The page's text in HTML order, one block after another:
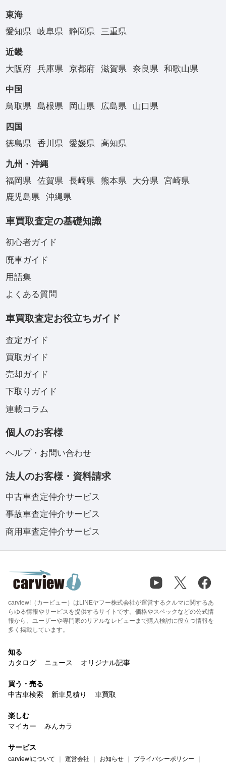
東海
愛知県
岐阜県 静岡県 三重県
近畿
大阪府
兵庫県 京都府 滋賀県 奈良県 和歌山県
中国
鳥取県
島根県 岡山県 広島県 山口県
四国
徳島県
香川県 愛媛県 高知県
九州・沖縄
福岡県
佐賀県 長崎県 熊本県 大分県
宮崎県
鹿児島県
沖縄県
車買取査定の基礎知識
初心者ガイド
廃車ガイド
用語集
よくある質問
車買取査定お役立ちガイド
査定ガイド
買取ガイド
売却ガイド
下取りガイド
連載コラム
個人のお客様
ヘルプ・お問い合わせ
法人のお客様・資料請求
中古車査定仲介サービス
事故車査定仲介サービス
商用車査定仲介サービス
carview!（カービュー）はLINEヤフー株式会社が運営するクルマに関するあ
らゆる情報やサービスを提供するサイトです。価格やスペックなどの公式情
報から、ユーザーや専門家のリアルなレビューまで購入検討に役立つ情報を
多く掲載しています。
知る
カタログ
ニュース オリジナル記事
買う・売る
中古車検索
新車見積り 車買取
楽しむ
マイカー
みんカラ
サービス
carview!について 運営会社 お知らせ プライバシーポリシー